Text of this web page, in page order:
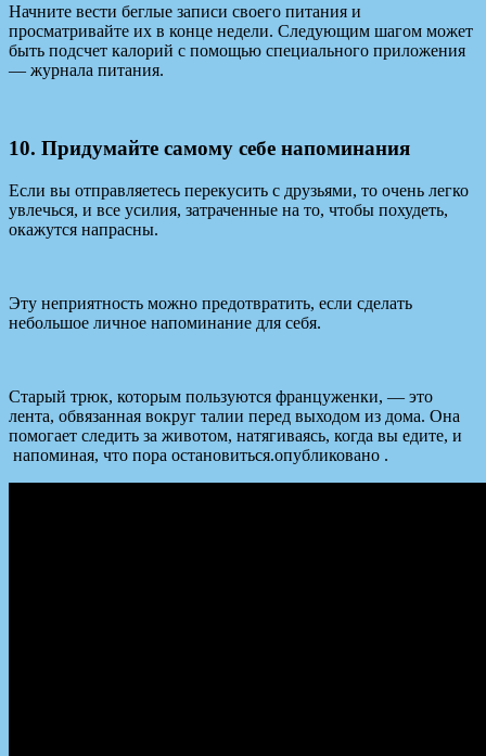
Начните вести беглые записи своего питания и
просматривайте их в конце недели. Следующим шагом может
быть подсчет калорий с помощью специального приложения
— журнала питания.
10. Придумайте самому себе напоминания
Если вы отправляетесь перекусить с друзьями, то очень легко
увлечься, и все усилия, затраченные на то, чтобы похудеть,
окажутся напрасны.
Эту неприятность можно предотвратить, если сделать
небольшое личное напоминание для себя.
Старый трюк, которым пользуются француженки, — это
лента, обвязанная вокруг талии перед выходом из дома. Она
помогает следить за животом, натягиваясь, когда вы едите, и
напоминая, что пора остановиться.опубликовано .